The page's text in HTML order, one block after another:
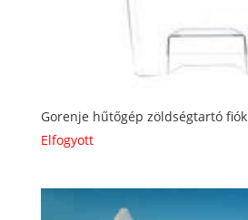
Gorenje hűtőgép zöldségtartó fiók
Elfogyott